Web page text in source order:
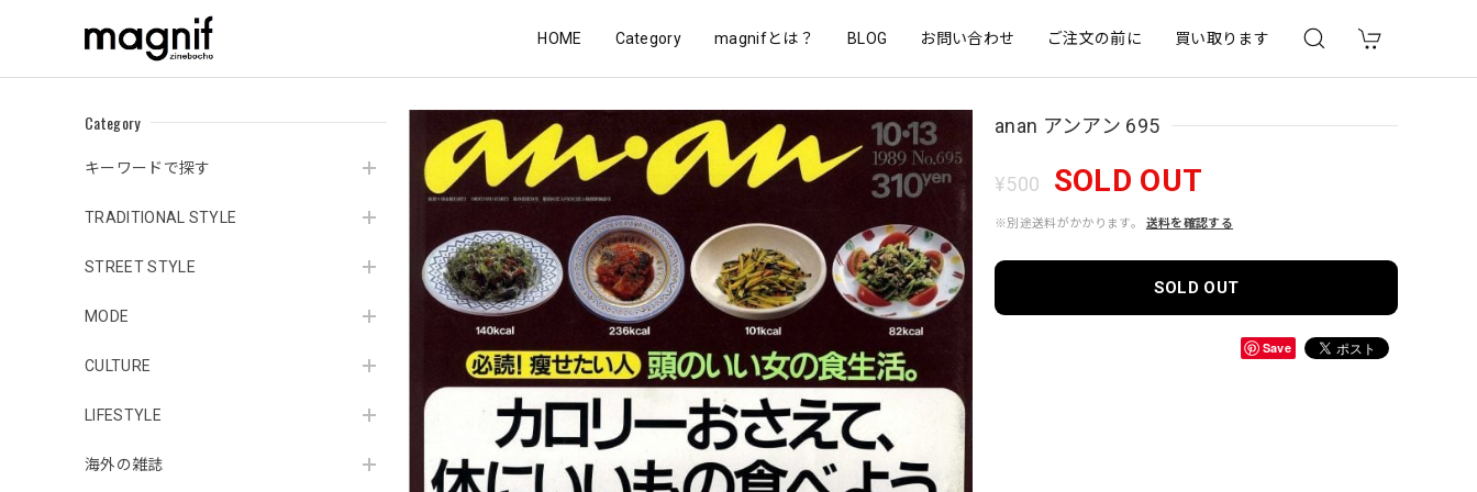
HOME Category magnifとは？ BLOG お問い合わせ ご注文の前に 買い取ります
Category
キーワードで探す
TRADITIONAL STYLE
STREET STYLE
MODE
CULTURE
LIFESTYLE
海外の雑誌
anan アンアン 695
¥500 SOLD OUT
※別途送料がかかります。 送料を確認する
SOLD OUT
Save